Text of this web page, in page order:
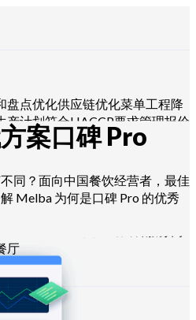
盘点优化供应链优化菜单工程降
产计划符合HACCP要求管理报价
ChatGPT 或 API 操控
厅
案口碑 Pro
同？面向中国餐饮经营者，最佳
Melba 为何是口碑 Pro 的优秀